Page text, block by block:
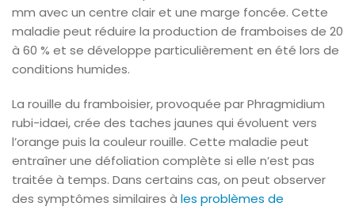
mm avec un centre clair et une marge foncée. Cette
maladie peut réduire la production de framboises de 20
à 60 % et se développe particulièrement en été lors de
conditions humides.
La rouille du framboisier, provoquée par Phragmidium
rubi-idaei, crée des taches jaunes qui évoluent vers
l’orange puis la couleur rouille. Cette maladie peut
entraîner une défoliation complète si elle n’est pas
traitée à temps. Dans certains cas, on peut observer
des symptômes similaires à les problèmes de